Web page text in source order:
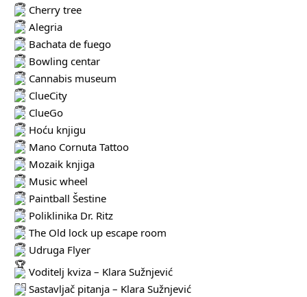
Cherry tree
Alegria
Bachata de fuego
Bowling centar
Cannabis museum
ClueCity
ClueGo
Hoću knjigu
Mano Cornuta Tattoo
Mozaik knjiga
Music wheel
Paintball Šestine
Poliklinika Dr. Ritz
The Old lock up escape room
Udruga Flyer
Voditelj kviza – Klara Sužnjević
Sastavljač pitanja – Klara Sužnjević